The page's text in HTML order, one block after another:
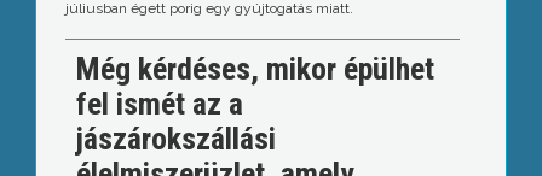
júliusban égett porig egy gyújtogatás miatt.
Még kérdéses, mikor épülhet
fel ismét az a
jászárokszállási